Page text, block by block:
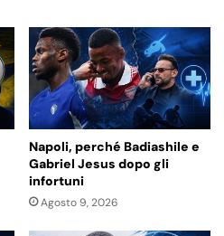
Napoli, perché Badiashile e
Gabriel Jesus dopo gli
infortuni
Agosto 9, 2026